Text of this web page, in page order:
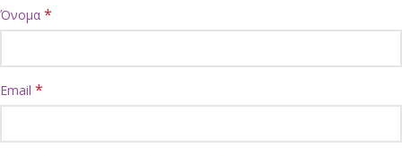
Όνομα *
Email *